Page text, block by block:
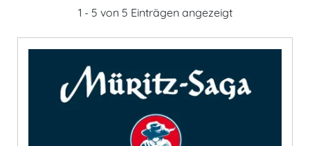
1 - 5 von 5 Einträgen angezeigt